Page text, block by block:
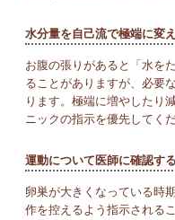
水分量を自己流で極端に変
お腹の張りがあると「水を
ることがありますが、必要
ります。極端に増やしたり
ニックの指示を優先してくだ
運動について医師に確認する
卵巣が大きくなっている時
作を控えるよう指示される